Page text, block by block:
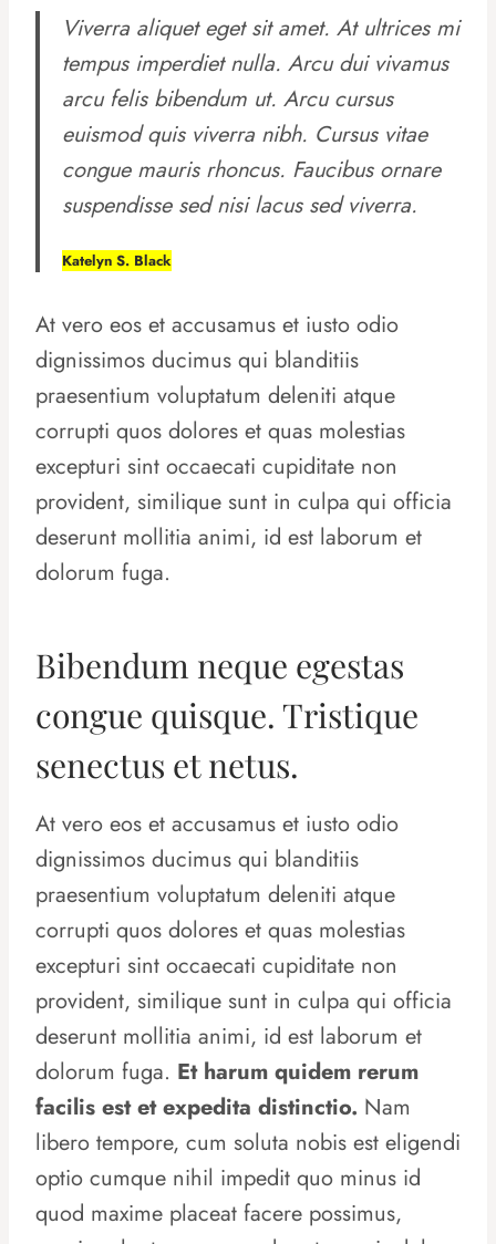
Viverra aliquet eget sit amet. At ultrices mi
tempus imperdiet nulla. Arcu dui vivamus
arcu felis bibendum ut. Arcu cursus
euismod quis viverra nibh. Cursus vitae
congue mauris rhoncus. Faucibus ornare
suspendisse sed nisi lacus sed viverra.
Katelyn S. Black
At vero eos et accusamus et iusto odio
dignissimos ducimus qui blanditiis
praesentium voluptatum deleniti atque
corrupti quos dolores et quas molestias
excepturi sint occaecati cupiditate non
provident, similique sunt in culpa qui officia
deserunt mollitia animi, id est laborum et
dolorum fuga.
Bibendum neque egestas
congue quisque. Tristique
senectus et netus.
At vero eos et accusamus et iusto odio
dignissimos ducimus qui blanditiis
praesentium voluptatum deleniti atque
corrupti quos dolores et quas molestias
excepturi sint occaecati cupiditate non
provident, similique sunt in culpa qui officia
deserunt mollitia animi, id est laborum et
dolorum fuga. Et harum quidem rerum
facilis est et expedita distinctio. Nam
libero tempore, cum soluta nobis est eligendi
optio cumque nihil impedit quo minus id
quod maxime placeat facere possimus,